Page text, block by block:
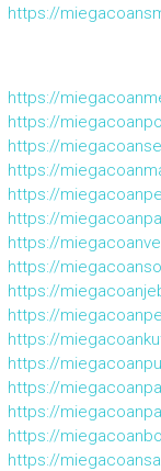
https://
https://
https://
https://
https://
https://
https://
https://
https://
https://
https://
https://
https://
https://
https://
https://
https://